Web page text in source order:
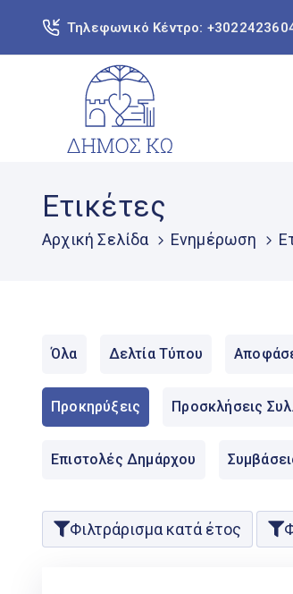
Τηλεφωνικό Κέντρο:
Ετικέτες
Αρχική Σελίδα Ενημέρωση
Όλα Δελτία Τύπου
Προκηρύξεις Προσκλήσεις
Επιστολές Δημάρχου
Φιλτράρισμα κατά έτος